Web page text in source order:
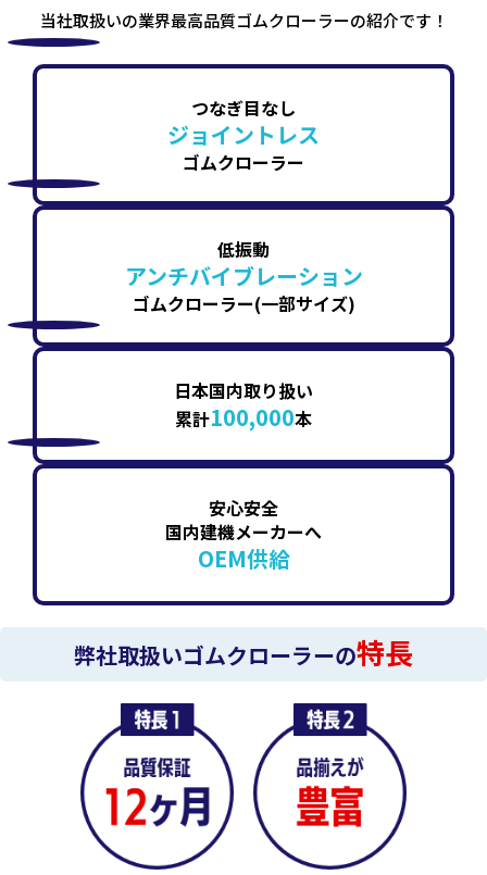
当社取扱いの業界最高品質ゴムクローラーの紹介です！
つなぎ目なし
ジョイントレス
ゴムクローラー
低振動
アンチバイブレーション
ゴムクローラー(一部サイズ)
日本国内取り扱い
累計100,000本
安心安全
国内建機メーカーへ
OEM供給
弊社取扱いゴムクローラーの特長